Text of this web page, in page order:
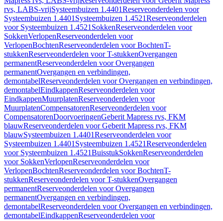
rvs, LABS-vrijSysteembuizen 1.4401Reserveonderdelen voor
Systeembuizen 1.4401 Systeembuizen 1.4521Reserveonderdelen
voor Systeembuizen 1.4521 SokkenReserveonderdelen voor
SokkenVerlopenReserveonderdelen voor
VerlopenBochtenReserveonderdelen voor BochtenT-
stukkenReserveonderdelen voor T-stukkenOvergangen
permanentReserveonderdelen voor Overgangen
permanentOvergangen en verbindingen,
demontabelReserveonderdelen voor Overgangen en verbindingen,
demontabelEindkappenReserveonderdelen voor
EindkappenMuurplatenReserveonderdelen voor
MuurplatenCompensatorenReserveonderdelen voor
CompensatorenDoorvoeringenGeberit Mapress rvs, FKM
blauwReserveonderdelen voor Geberit Mapress rvs, FKM
blauwSysteembuizen 1.4401Reserveonderdelen voor
Systeembuizen 1.4401 Systeembuizen 1.4521Reserveonderdelen
voor Systeembuizen 1.4521BuisstukSokkenReserveonderdelen
voor SokkenVerlopenReserveonderdelen voor
VerlopenBochtenReserveonderdelen voor BochtenT-
stukkenReserveonderdelen voor T-stukkenOvergangen
permanentReserveonderdelen voor Overgangen
permanentOvergangen en verbindingen,
demontabelReserveonderdelen voor Overgangen en verbindingen,
demontabelEindkappenReserveonderdelen voor